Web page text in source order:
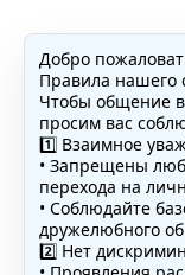
Добро
Правила нашего
Чтобы общение
просим вас
1️⃣ Взаимное
• Запрещены
перехода на
• Соблюдайте
дружелюбного
2️⃣ Нет